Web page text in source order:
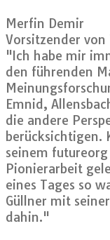
Merfin Demir
Vorsitzender
"Ich habe mir
den führenden
Emnid,
die andere
berücksichtigen.
seinem
Pionierarbeit
eines Tages so
Güllner mit
dahin."